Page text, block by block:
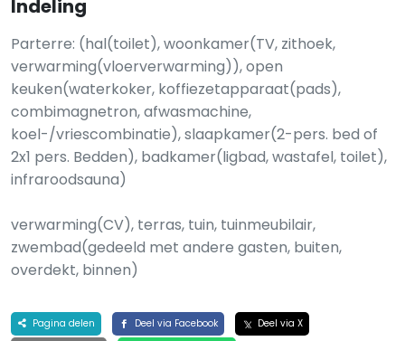
Indeling
Parterre: (hal(toilet), woonkamer(TV, zithoek,
verwarming(vloerverwarming)), open
keuken(waterkoker, koffiezetapparaat(pads),
combimagnetron, afwasmachine,
koel-/vriescombinatie), slaapkamer(2-pers. bed of
2x1 pers. Bedden), badkamer(ligbad, wastafel, toilet),
infraroodsauna)
verwarming(CV), terras, tuin, tuinmeubilair,
zwembad(gedeeld met andere gasten, buiten,
overdekt, binnen)
Pagina delen Deel via Facebook
Deel via X